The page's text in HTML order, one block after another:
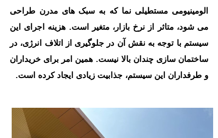
الومینیومی مستطیلی نما که به سبک های مدرن طراحی
می شود، متاثر از نرخ بازار، متغیر است. هزینه اجرای این
سیستم با توجه به نقش آن در جلوگیری از اتلاف انرژی، در
ساختمان سازی چندان بالا نیست. همین امر برای خریداران
و طرفداران این سیستم، جذابیت زیادی ایجاد کرده است.